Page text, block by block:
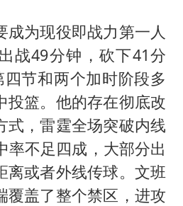
成为现役即战力第一人
战49分钟，砍下41分
节和两个加时阶段多
投篮。他的存在彻底改
式，雷霆全场突破内线
率不足四成，大部分出
离或者外线传球。文班
覆盖了整个禁区，进攻